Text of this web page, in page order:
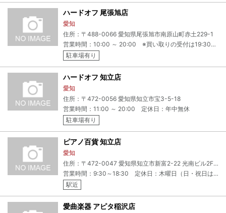
ハードオフ 尾張旭店
愛知
住所：〒488-0066 愛知県尾張旭市南原山町赤土229-1
営業時間：10:00 ～ 20:00 ※買い取りの受付は19:30までとさせていただきます。定休日：年中無休
駐車場有り
ハードオフ 知立店
愛知
住所：〒472-0056 愛知県知立市宝3-5-18
営業時間：11:00 ～ 20:00 定休日：年中無休
駐車場有り
ピアノ百貨 知立店
愛知
住所：〒472-0047 愛知県知立市新富2-22 光南ビル2F+ピアノ百貨 知立店
営業時間：9:30～18:30 定休日：木曜日（日・祝日は営業）
駅近
愛曲楽器 アピタ稲沢店